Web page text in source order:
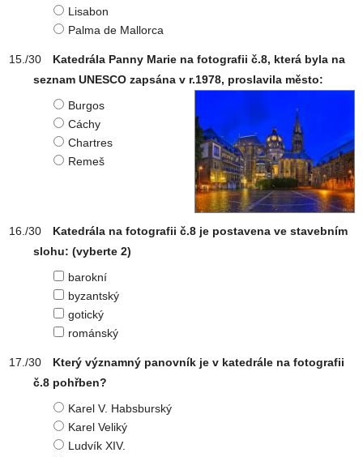
Lisabon
Palma de Mallorca
Katedrála Panny Marie na fotografii č.8, která byla na
seznam UNESCO zapsána v r.1978, proslavila město:
Burgos
Cáchy
Chartres
Remeš
Katedrála na fotografii č.8 je postavena ve stavebním
slohu: (vyberte 2)
barokní
byzantský
gotický
románský
Který významný panovník je v katedrále na fotografii
č.8 pohřben?
Karel V. Habsburský
Karel Veliký
Ludvík XIV.